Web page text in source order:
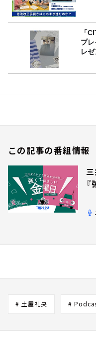
「
プ
レ
この記事の番組情報
# 土屋礼央 #